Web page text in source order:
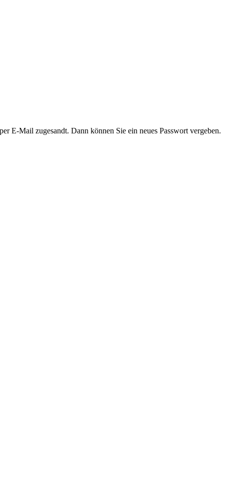
E-Mail zugesandt. Dann können Sie ein neues Passwort vergeben.